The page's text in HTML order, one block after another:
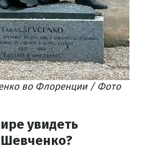
во Флоренции / Фото
увидеть